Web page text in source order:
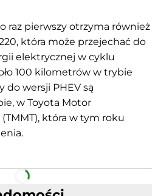
raz pierwszy otrzyma również
która może przejechać do
elektrycznej w cyklu
100 kilometrów w trybie
wersji PHEV są
w Toyota Motor
która w tym roku
Telegram